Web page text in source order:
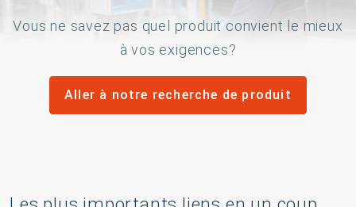
Vous ne savez pas quel produit convient le mieux
à vos exigences?
Aller à notre recherche de produit